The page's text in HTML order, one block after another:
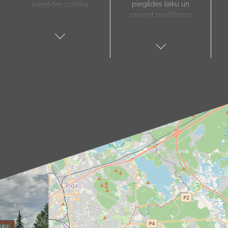
piegādes politika
uz jūsu norādīto
sazināsies, lai
pārliecinātos par
piegādes adresi un
paziņotu par
paredzamo
piegādes laiku.
piegādes laiku un
saņemt pasūtījumu
saņemšanas punkti:
Saulkrasti, Talsi,
Tukums, Valka,
Valmiera.
Kā sazināties?
Izvēlies sev tuvāko
punktu un raksti uz
attiecīgo e-pasta
adresi (piemēram,
aloja@produs.lv
cesis@produs.lv,